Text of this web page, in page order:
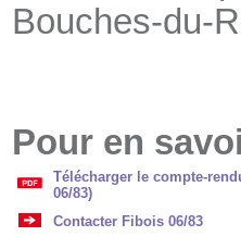
Bouches-du-
Pour en
Télécharger le compte-
06/83)
Contacter Fibois 06/83